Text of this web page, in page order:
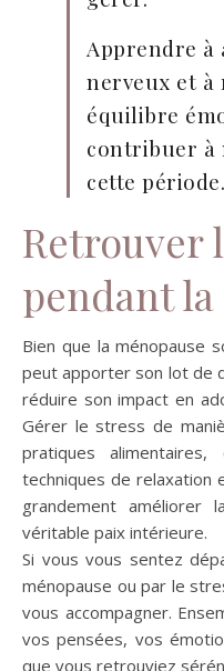
Apprendre à
nerveux et
équilibre
contribuer à
cette période.
Retrouver
pendant
Bien que la ménopause
peut apporter son lot de
réduire son impact en
Gérer le stress de
pratiques
techniques de relaxation
grandement
véritable paix intérieure.
Si vous vous sentez
ménopause ou par le
vous accompagner.
vos pensées, vos
que vous retrouviez